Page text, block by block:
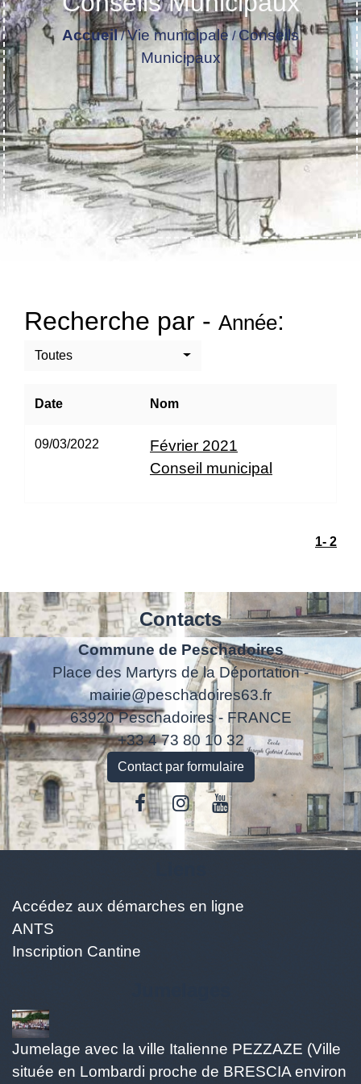
Accueil/Vie municipale/ Conseils
Municipaux
Recherche par - Année:
Toutes
Date Nom
09/03/2022
Février 2021
Conseil municipal
1- 2
Contacts
Commune de Peschadoires
Place des Martyrs de la Déportation -
mairie@peschadoires63.fr
63920 Peschadoires - FRANCE
+33 4 73 80 10 32
Contact par formulaire
Accédez aux démarches en ligne
ANTS
Inscription Cantine
Jumelage avec la ville Italienne PEZZAZE (Ville
située en Lombardi proche de BRESCIA environ